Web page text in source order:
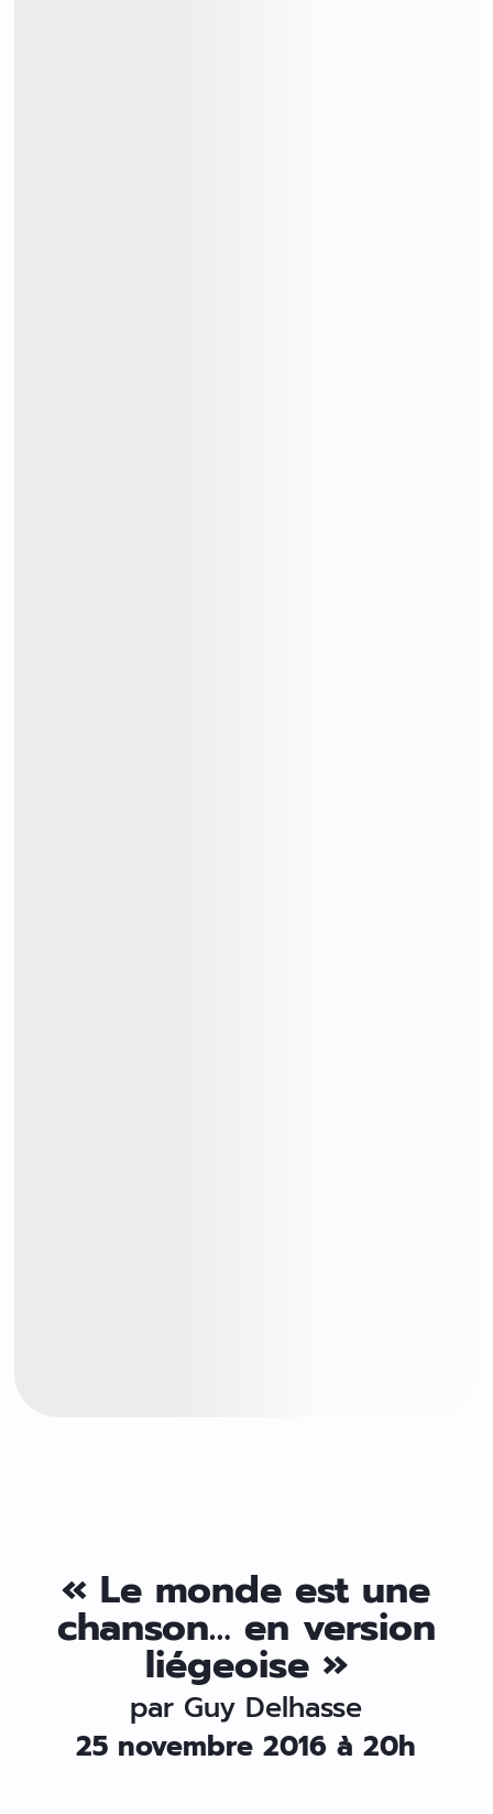
« Le monde est une
chanson… en version
liégeoise »
par Guy Delhasse
25 novembre 2016 à 20h